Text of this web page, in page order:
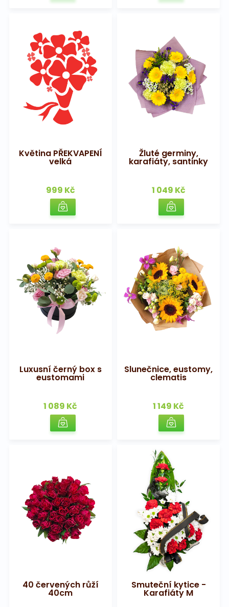
Květina PŘEKVAPENÍ
velká
999 Kč
Žluté germiny,
karafiáty, santinky
1 049 Kč
Luxusní černý box s
eustomami
1 089 Kč
Slunečnice, eustomy,
clematis
1 149 Kč
40 červených růží
40cm
Smuteční kytice -
Karafiáty M